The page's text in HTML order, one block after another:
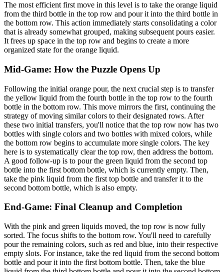
The most efficient first move in this level is to take the orange liquid
from the third bottle in the top row and pour it into the third bottle in
the bottom row. This action immediately starts consolidating a color
that is already somewhat grouped, making subsequent pours easier.
It frees up space in the top row and begins to create a more
organized state for the orange liquid.
Mid-Game: How the Puzzle Opens Up
Following the initial orange pour, the next crucial step is to transfer
the yellow liquid from the fourth bottle in the top row to the fourth
bottle in the bottom row. This move mirrors the first, continuing the
strategy of moving similar colors to their designated rows. After
these two initial transfers, you'll notice that the top row now has two
bottles with single colors and two bottles with mixed colors, while
the bottom row begins to accumulate more single colors. The key
here is to systematically clear the top row, then address the bottom.
A good follow-up is to pour the green liquid from the second top
bottle into the first bottom bottle, which is currently empty. Then,
take the pink liquid from the first top bottle and transfer it to the
second bottom bottle, which is also empty.
End-Game: Final Cleanup and Completion
With the pink and green liquids moved, the top row is now fully
sorted. The focus shifts to the bottom row. You'll need to carefully
pour the remaining colors, such as red and blue, into their respective
empty slots. For instance, take the red liquid from the second bottom
bottle and pour it into the first bottom bottle. Then, take the blue